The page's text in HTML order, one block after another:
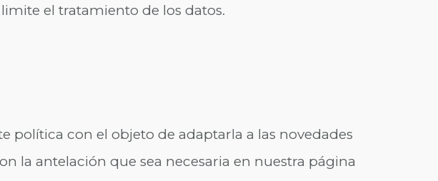
el tratamiento de los datos.
política con el objeto de adaptarla a las novedades
la antelación que sea necesaria en nuestra página